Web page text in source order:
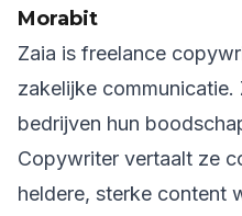
Morabit
Zaia is freelance
zakelijke communicatie.
bedrijven hun
Copywriter vertaalt ze
heldere, sterke content